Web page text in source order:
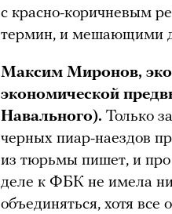
с красно-коричневым
термин, и мешающими
Максим Миронов,
экономической
Навального). Только
черных пиар-наездов
из тюрьмы пишет, и
деле к ФБК не имела
объединяться, хотя все